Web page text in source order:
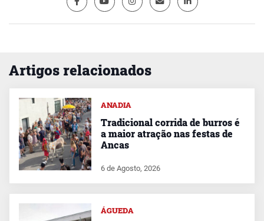
Artigos relacionados
ANADIA
Tradicional corrida de burros é
a maior atração nas festas de
Ancas
6 de Agosto, 2026
ÁGUEDA